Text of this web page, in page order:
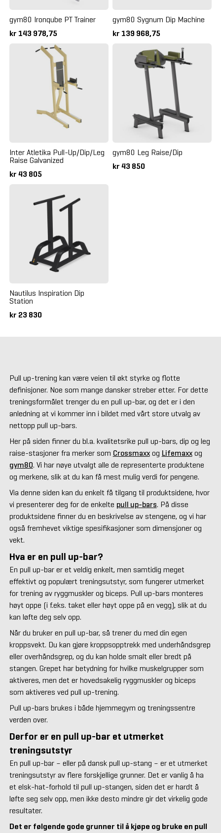
gym80 Ironqube PT Trainer
kr 143 978,75
gym80 Sygnum Dip Machine
kr 139 968,75
Inter Atletika Pull-Up/Dip/Leg
Raise Galvanized
kr 43 805
gym80 Leg Raise/Dip
kr 43 850
Nautilus Inspiration Dip
Station
kr 23 830
Pull up-trening kan være veien til økt styrke og flotte
definisjoner. Noe som mange dansker streber etter. For dette
treningsformålet trenger du en pull up-bar, og det er i den
anledning at vi kommer inn i bildet med vårt store utvalg av
nettopp pull up-bars.
Her på siden finner du bl.a. kvalitetsrike pull up-bars, dip og leg
raise-stasjoner fra merker som Crossmaxxog Lifemaxxog
gym80. Vi har nøye utvalgt alle de representerte produktene
og merkene, slik at du kan få mest mulig verdi for pengene.
Via denne siden kan du enkelt få tilgang til produktsidene, hvor
vi presenterer deg for de enkelte pull up-bars. På disse
produktsidene finner du en beskrivelse av stengene, og vi har
også fremhevet viktige spesifikasjoner som dimensjoner og
vekt.
Hva er en pull up-bar?
En pull up-bar er et veldig enkelt, men samtidig meget
effektivt og populært treningsutstyr, som fungerer utmerket
for trening av ryggmuskler og biceps. Pull up-bars monteres
høyt oppe (i f.eks. taket eller høyt oppe på en vegg), slik at du
kan løfte deg selv opp.
Når du bruker en pull up-bar, så trener du med din egen
kroppsvekt. Du kan gjøre kroppsopptrekk med underhåndsgrep
eller overhåndsgrep, og du kan holde smalt eller bredt på
stangen. Grepet har betydning for hvilke muskelgrupper som
aktiveres, men det er hovedsakelig ryggmuskler og biceps
som aktiveres ved pull up-trening.
Pull up-bars brukes i både hjemmegym og treningssentre
verden over.
Derfor er en pull up-bar et utmerket
treningsutstyr
En pull up-bar – eller på dansk pull up-stang – er et utmerket
treningsutstyr av flere forskjellige grunner. Det er vanlig å ha
et elsk-hat-forhold til pull up-stangen, siden det er hardt å
løfte seg selv opp, men ikke desto mindre gir det virkelig gode
resultater.
Det er følgende gode grunner til å kjøpe og bruke en pull